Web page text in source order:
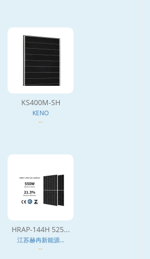
KS400M-SH
KENO
--
HRAP-144H 525...
江苏赫冉新能源...
--